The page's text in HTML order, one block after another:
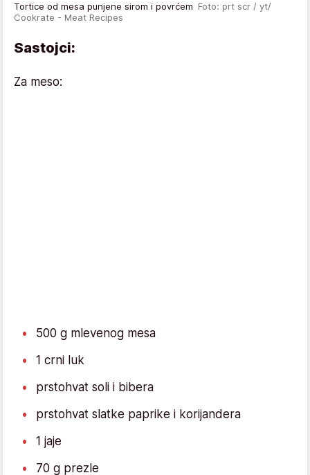
Tortice od mesa punjene sirom i povrćem Foto: prt scr / yt/
Cookrate - Meat Recipes
Sastojci:
Za meso:
500 g mlevenog mesa
1 crni luk
prstohvat soli i bibera
prstohvat slatke paprike i korijandera
1 jaje
70 g prezle